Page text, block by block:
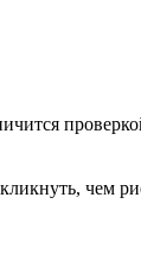
чем